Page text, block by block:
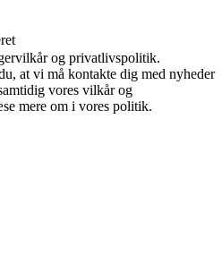
og privatlivspolitik.
at vi må kontakte dig med nyheder
vores vilkår og
mere om i vores politik.